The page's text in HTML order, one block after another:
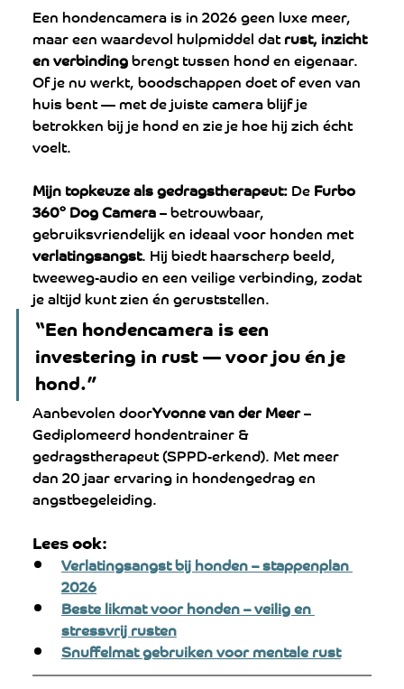
Een hondencamera is in 2026 geen luxe meer,
maar een waardevol hulpmiddel dat rust, inzicht
en verbinding brengt tussen hond en eigenaar.
Of je nu werkt, boodschappen doet of even van
huis bent — met de juiste camera blijf je
betrokken bij je hond en zie je hoe hij zich écht
voelt.
Mijn topkeuze als gedragstherapeut: De Furbo
360° Dog Camera – betrouwbaar,
gebruiksvriendelijk en ideaal voor honden met
verlatingsangst. Hij biedt haarscherp beeld,
tweeweg-audio en een veilige verbinding, zodat
je altijd kunt zien én geruststellen.
“Een hondencamera is een
investering in rust — voor jou én je
hond.”
Aanbevolen doorYvonne van der Meer –
Gediplomeerd hondentrainer &
gedragstherapeut (SPPD-erkend). Met meer
dan 20 jaar ervaring in hondengedrag en
angstbegeleiding.
Lees ook:
Verlatingsangst bij honden – stappenplan
2026
Beste likmat voor honden – veilig en
stressvrij rusten
Snuffelmat gebruiken voor mentale rust